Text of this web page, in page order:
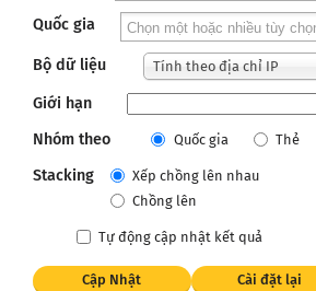
Quốc gia
Bộ dữ liệu Tính theo địa chỉ IP
Giới hạn
Nhóm theo
Quốc gia Thẻ
Stacking
Xếp chồng lên nhau
Chồng lên
Tự động cập nhật kết quả
Cập Nhật Cài đặt lại